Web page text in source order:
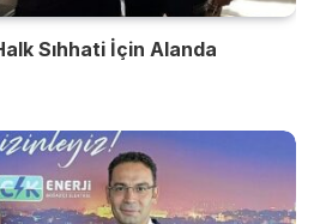
Sıhhati İçin Alanda